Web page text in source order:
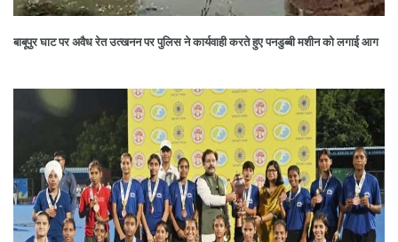
बाबूपुर घाट पर अवैध रेत उत्खनन पर पुलिस ने कार्यवाही करते हुए पनडुब्बी मशीन को लगाई आग